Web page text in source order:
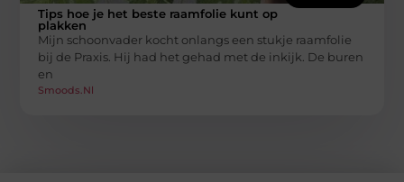
Tips hoe je het beste raamfolie kunt op
plakken
Mijn schoonvader kocht onlangs een stukje raamfolie
bij de Praxis. Hij had het gehad met de inkijk. De buren
en
Smoods.nl